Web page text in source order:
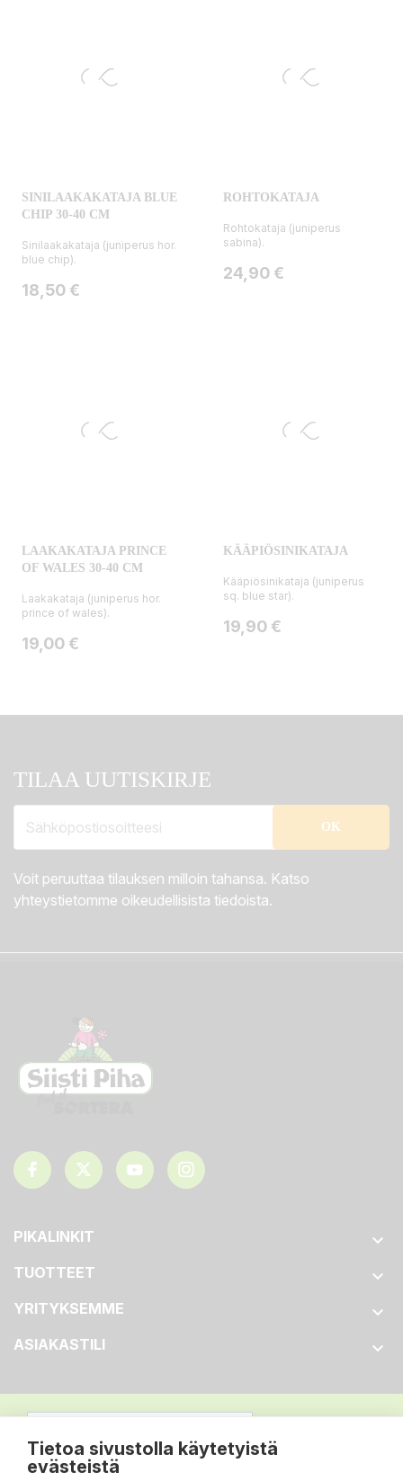
Tietoa sivustolla käytetyistä
evästeistä
SINILAAKAKATAJA BLUE
CHIP 30-40 CM
Sinilaakakataja (juniperus hor.
blue chip).
Hinta
18,50 €
ROHTOKATAJA
Rohtokataja (juniperus
sabina).
Hinta
24,90 €
LAAKAKATAJA PRINCE
OF WALES 30-40 CM
Laakakataja (juniperus hor.
prince of wales).
Hinta
19,00 €
KÄÄPIÖSINIKATAJA
Kääpiösinikataja (juniperus
sq. blue star).
Hinta
19,90 €
TILAA UUTISKIRJE
Voit peruuttaa tilauksen milloin tahansa. Katso
yhteystietomme oikeudellisista tiedoista.
PIKALINKIT 
TUOTTEET 
YRITYKSEMME 
ASIAKASTILI 